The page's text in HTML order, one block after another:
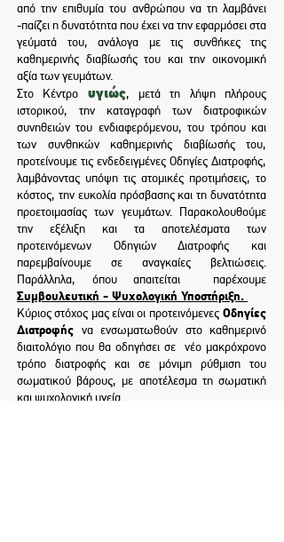
από την επιθυμία του ανθρώπου να τη λαμβάνει
-παίζει η δυνατότητα που έχει να την εφαρμόσει στα
γεύματά του, ανάλογα με τις συνθήκες της
καθημερινής διαβίωσής του και την οικονομική
αξία των γευμάτων.
Στο Κέντρο υγιώς, μετά τη λήψη πλήρους
ιστορικού, την καταγραφή των διατροφικών
συνηθειών του ενδιαφερόμενου, του τρόπου και
των συνθηκών καθημερινής διαβίωσής του,
προτείνουμε τις ενδεδειγμένες Οδηγίες Διατροφής,
λαμβάνοντας υπόψη τις ατομικές προτιμήσεις, το
κόστος, την ευκολία πρόσβασης και τη δυνατότητα
προετοιμασίας των γευμάτων. Παρακολουθούμε
την εξέλιξη και τα αποτελέσματα των
προτεινόμενων Οδηγιών Διατροφής και
παρεμβαίνουμε σε αναγκαίες βελτιώσεις.
Παράλληλα, όπου απαιτείται παρέχουμε
Συμβουλευτική - Ψυχολογική Υποστήριξη.
Κύριος στόχος μας είναι οι προτεινόμενεςΟδηγίες
Διατροφής να ενσωματωθούν στο καθημερινό
διαιτολόγιο που θα οδηγήσει σε νέο μακρόχρονο
τρόπο διατροφής και σε μόνιμη ρύθμιση του
σωματικού βάρους, με αποτέλεσμα τη σωματική
και ψυχολογική υγεία.